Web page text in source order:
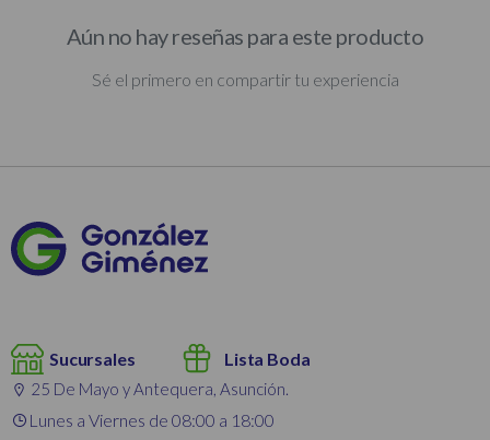
Aún no hay reseñas para este producto
Sé el primero en compartir tu experiencia
Sucursales Lista Boda
25 De Mayo y Antequera, Asunción.
Lunes a Viernes de 08:00 a 18:00